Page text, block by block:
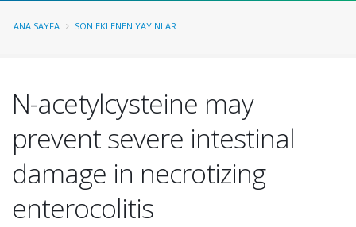
ANA SAYFA SON EKLENEN YAYINLAR
N-acetylcysteine may
prevent severe intestinal
damage in necrotizing
enterocolitis